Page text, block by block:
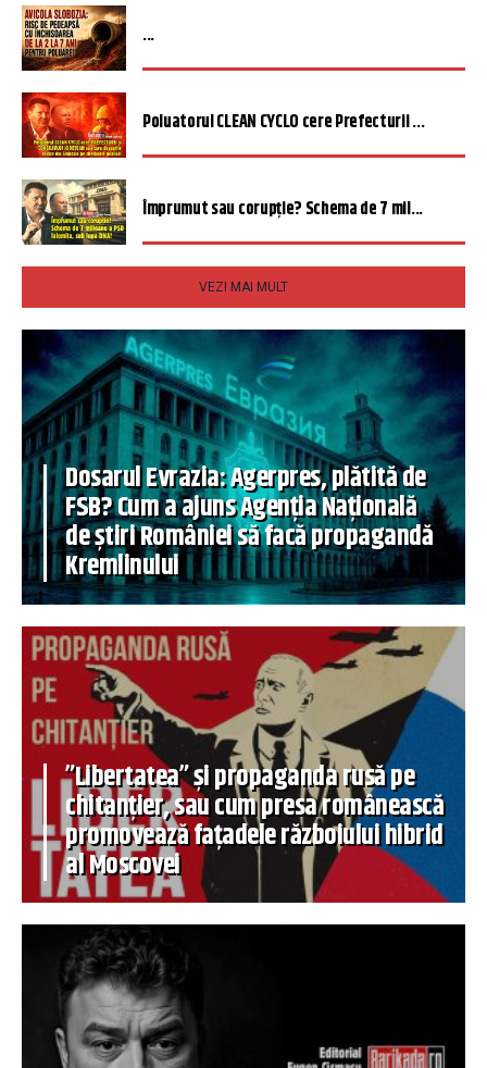
...
Poluatorul CLEAN CYCLO cere Prefecturii ...
Împrumut sau corupție? Schema de 7 mil...
VEZI MAI MULT
Dosarul Evrazia: Agerpres, plătită de
FSB? Cum a ajuns Agenția Națională
de știri României să facă propagandă
Kremlinului
”Libertatea” și propaganda rusă pe
chitanțier, sau cum presa românească
promovează fațadele războiului hibrid
al Moscovei